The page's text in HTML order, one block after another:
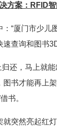
方案： RFID
“厦门市少
查询和图书
还，马上就
书才能再上
书。
突然亮起红